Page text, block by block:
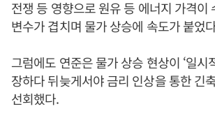
전쟁 등 영향으로 원유 등 에너지 가격이
변수가 겹치며 물가 상승에 속도가 붙었
그럼에도 연준은 물가 상승 현상이 ‘일시
장하다 뒤늦게서야 금리 인상을 통한 긴
선회했다.